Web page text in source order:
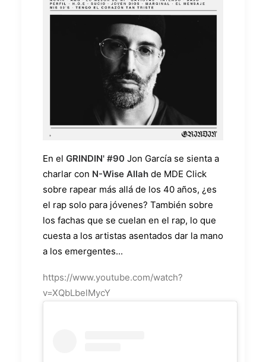
En el GRINDIN' #90 Jon García se sienta a
charlar con N-Wise Allah de MDE Click
sobre rapear más allá de los 40 años, ¿es
el rap solo para jóvenes? También sobre
los fachas que se cuelan en el rap, lo que
cuesta a los artistas asentados dar la mano
a los emergentes...
https://www.youtube.com/watch?
v=XQbLbelMycY